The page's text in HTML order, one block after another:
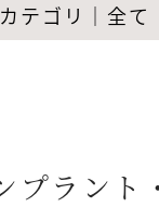
カテゴリ｜全て
プラント